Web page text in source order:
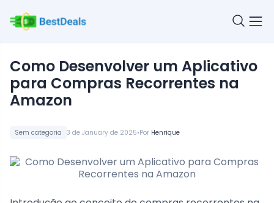
Sem categoria 3 de January de 2025•Por Henrique
Como Desenvolver um Aplicativo
para Compras Recorrentes na
Amazon